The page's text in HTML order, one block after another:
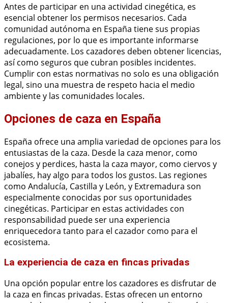
Antes de participar en una actividad cinegética, es
esencial obtener los permisos necesarios. Cada
comunidad autónoma en España tiene sus propias
regulaciones, por lo que es importante informarse
adecuadamente. Los cazadores deben obtener licencias,
así como seguros que cubran posibles incidentes.
Cumplir con estas normativas no solo es una obligación
legal, sino una muestra de respeto hacia el medio
ambiente y las comunidades locales.
Opciones de caza en España
España ofrece una amplia variedad de opciones para los
entusiastas de la caza. Desde la caza menor, como
conejos y perdices, hasta la caza mayor, como ciervos y
jabalíes, hay algo para todos los gustos. Las regiones
como Andalucía, Castilla y León, y Extremadura son
especialmente conocidas por sus oportunidades
cinegéticas. Participar en estas actividades con
responsabilidad puede ser una experiencia
enriquecedora tanto para el cazador como para el
ecosistema.
La experiencia de caza en fincas privadas
Una opción popular entre los cazadores es disfrutar de
la caza en fincas privadas. Estas ofrecen un entorno